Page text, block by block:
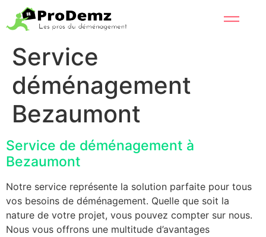
Service
déménagement
Bezaumont
Service de déménagement à
Bezaumont
Notre service représente la solution parfaite pour tous
vos besoins de déménagement. Quelle que soit la
nature de votre projet, vous pouvez compter sur nous.
Nous vous offrons une multitude d’avantages